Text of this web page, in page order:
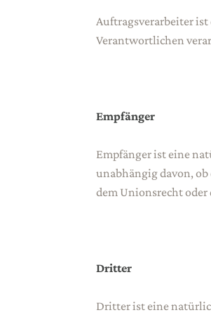
Auftragsverarbeiter ist
Verantwortlichen
Empfänger
Empfänger ist eine
unabhängig davon,
dem Unionsrecht
Dritter
Dritter ist eine